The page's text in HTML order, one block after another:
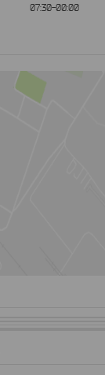
07:30-00:00